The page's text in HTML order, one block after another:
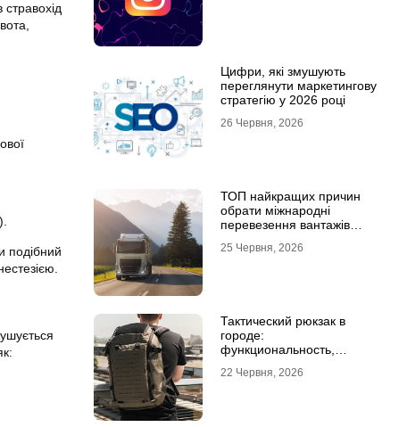
подібний
Цифри, які змушують
переглянути маркетингову
стратегію у 2026 році
26 Червня, 2026
ТОП найкращих причин
обрати міжнародні
перевезення вантажів
25 Червня, 2026
Тактический рюкзак в
городе:
функциональность,
глаза
22 Червня, 2026